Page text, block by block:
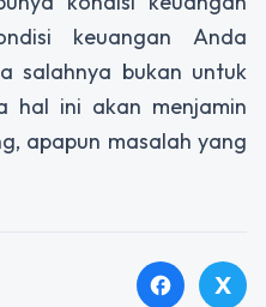
keuangan Anda
salahnya bukan untuk
hal ini akan menjamin
apapun masalah yang
facebook X